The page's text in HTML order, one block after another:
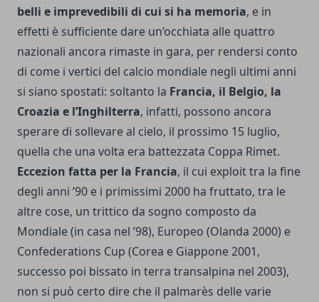
belli e imprevedibili di cui si ha memoria, e in
effetti è sufficiente dare un’occhiata alle quattro
nazionali ancora rimaste in gara, per rendersi conto
di come i vertici del calcio mondiale negli ultimi anni
si siano spostati: soltanto la Francia, il Belgio, la
Croazia e l’Inghilterra, infatti, possono ancora
sperare di sollevare al cielo, il prossimo 15 luglio,
quella che una volta era battezzata Coppa Rimet.
Eccezion fatta per la Francia, il cui exploit tra la fine
degli anni ’90 e i primissimi 2000 ha fruttato, tra le
altre cose, un trittico da sogno composto da
Mondiale (in casa nel ’98), Europeo (Olanda 2000) e
Confederations Cup (Corea e Giappone 2001,
successo poi bissato in terra transalpina nel 2003),
non si può certo dire che il palmarès delle varie